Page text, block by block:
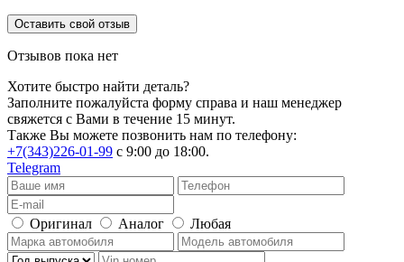
Оставить свой отзыв
Отзывов пока нет
Хотите быстро найти деталь?
Заполните пожалуйста форму справа и наш менеджер
свяжется с Вами в течение 15 минут.
Также Вы можете позвонить нам по телефону:
+7(343)226-01-99 с 9:00 до 18:00.
Telegram
Оригинал Аналог Любая